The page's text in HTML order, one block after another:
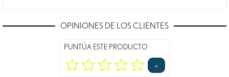
OPINIONES DE LOS CLIENTES
PUNTÚA ESTE PRODUCTO
-